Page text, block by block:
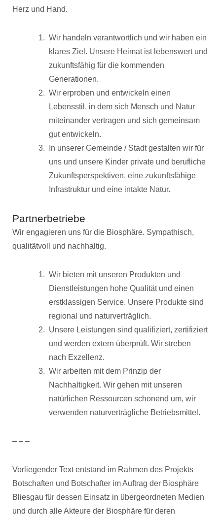
Herz und Hand.
Wir handeln verantwortlich und wir haben ein
klares Ziel. Unsere Heimat ist lebenswert und
zukunftsfähig für die kommenden
Generationen.
Wir erproben und entwickeln einen
Lebensstil, in dem sich Mensch und Natur
miteinander vertragen und sich gemeinsam
gut entwickeln.
In unserer Gemeinde / Stadt gestalten wir für
uns und unsere Kinder private und berufliche
Zukunftsperspektiven, eine zukunftsfähige
Infrastruktur und eine intakte Natur.
Partnerbetriebe
Wir engagieren uns für die Biosphäre. Sympathisch,
qualitätvoll und nachhaltig.
Wir bieten mit unseren Produkten und
Dienstleistungen hohe Qualität und einen
erstklassigen Service. Unsere Produkte sind
regional und naturverträglich.
Unsere Leistungen sind qualifiziert, zertifiziert
und werden extern überprüft. Wir streben
nach Exzellenz.
Wir arbeiten mit dem Prinzip der
Nachhaltigkeit. Wir gehen mit unseren
natürlichen Ressourcen schonend um, wir
verwenden naturverträgliche Betriebsmittel.
– – –
Vorliegender Text entstand im Rahmen des Projekts
Botschaften und Botschafter im Auftrag der Biosphäre
Bliesgau für dessen Einsatz in übergeordneten Medien
und durch alle Akteure der Biosphäre für deren